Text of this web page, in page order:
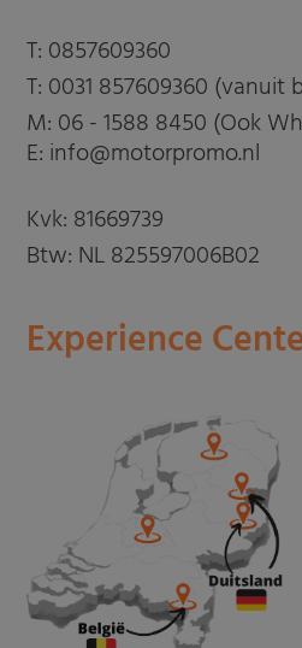
T: 0857609360
T: 0031 857609360 (vanuit
M: 06 - 1588 8450 (Ook
E: info@motorpromo.nl
Kvk: 81669739
Btw: NL 825597006B02
Experience